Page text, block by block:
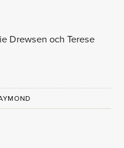
Drewsen och Terese